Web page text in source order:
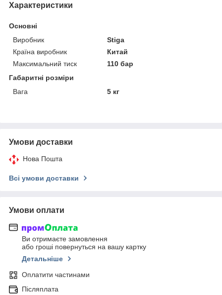
Характеристики
Основні
Виробник
Stiga
Країна виробник
Китай
Максимальний тиск
110 бар
Габаритні розміри
Вага
5 кг
Умови доставки
Нова Пошта
Всі умови доставки
Умови оплати
Ви отримаєте замовлення
або гроші повернуться на вашу картку
Детальніше
Оплатити частинами
Післяплата